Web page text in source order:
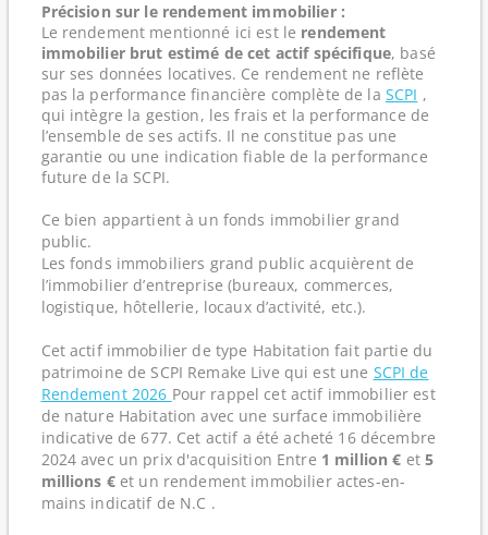
Précision sur le rendement immobilier :
Le rendement mentionné ici est le rendement
immobilier brut estimé de cet actif spécifique, basé
sur ses données locatives. Ce rendement ne reflète
pas la performance financière complète de la SCPI ,
qui intègre la gestion, les frais et la performance de
l’ensemble de ses actifs. Il ne constitue pas une
garantie ou une indication fiable de la performance
future de la SCPI.
Ce bien appartient à un fonds immobilier grand
public.
Les fonds immobiliers grand public acquièrent de
l’immobilier d’entreprise (bureaux, commerces,
logistique, hôtellerie, locaux d’activité, etc.).
Cet actif immobilier de type Habitation fait partie du
patrimoine de SCPI Remake Live qui est une SCPI de
Rendement 2026 Pour rappel cet actif immobilier est
de nature Habitation avec une surface immobilière
indicative de 677. Cet actif a été acheté 16 décembre
2024 avec un prix d'acquisition Entre 1 million € et 5
millions €et un rendement immobilier actes-en-
mains indicatif de N.C .